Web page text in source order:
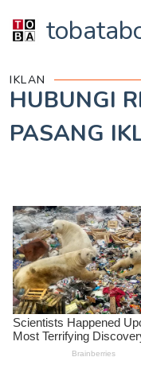
IKLAN
HUBUNGI
PASANG